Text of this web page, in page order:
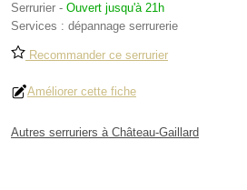
Serrurier - Ouvert jusqu'à 21h
Services : dépannage serrurerie
Recommander ce serrurier
Améliorer cette fiche
Autres serruriers à Château-Gaillard